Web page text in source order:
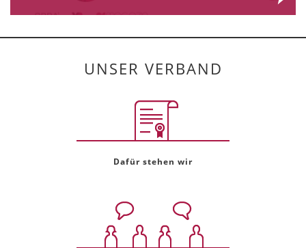
UNSER VERBAND
Dafür stehen wir